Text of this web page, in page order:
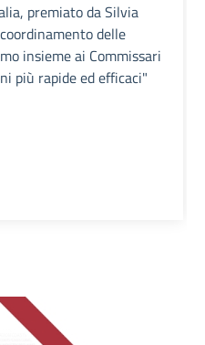
premiato da Silvia
delle
insieme ai Commissari
più rapide ed efficaci"